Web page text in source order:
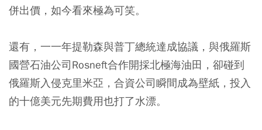
併出價，如今看來極為可笑。
還有，一一年提勒森與普丁總統達成協議，與俄羅斯
國營石油公司Rosneft合作開採北極海油田，卻碰到
俄羅斯入侵克里米亞，合資公司瞬間成為壁紙，投入
的十億美元先期費用也打了水漂。